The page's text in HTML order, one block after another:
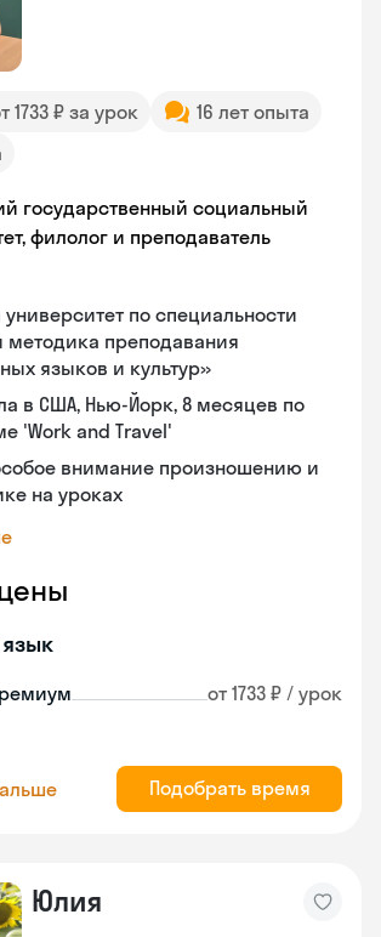
1733 ₽ за урок
16 лет опыта
государственный социальный
филолог и преподаватель
по специальности
методика преподавания
языков и культур»
в США, Нью-Йорк, 8 месяцев по
'Work and Travel'
внимание произношению и
на уроках
от 1733 ₽ / урок
Подобрать время
Юлия